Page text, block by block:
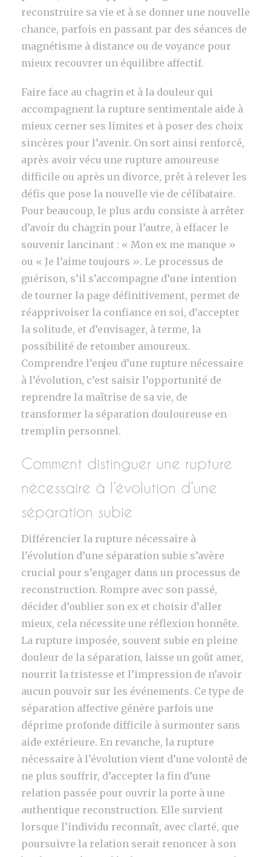
reconstruire sa vie et à se donner une nouvelle
chance, parfois en passant par des séances de
magnétisme à distance ou de voyance pour
mieux recouvrer un équilibre affectif.
Faire face au chagrin et à la douleur qui
accompagnent la rupture sentimentale aide à
mieux cerner ses limites et à poser des choix
sincères pour l’avenir. On sort ainsi renforcé,
après avoir vécu une rupture amoureuse
difficile ou après un divorce, prêt à relever les
défis que pose la nouvelle vie de célibataire.
Pour beaucoup, le plus ardu consiste à arrêter
d’avoir du chagrin pour l’autre, à effacer le
souvenir lancinant : « Mon ex me manque »
ou « Je l’aime toujours ». Le processus de
guérison, s’il s’accompagne d’une intention
de tourner la page définitivement, permet de
réapprivoiser la confiance en soi, d’accepter
la solitude, et d’envisager, à terme, la
possibilité de retomber amoureux.
Comprendre l’enjeu d’une rupture nécessaire
à l’évolution, c’est saisir l’opportunité de
reprendre la maîtrise de sa vie, de
transformer la séparation douloureuse en
tremplin personnel.
Comment distinguer une rupture
nécessaire à l’évolution d’une
séparation subie
Différencier la rupture nécessaire à
l’évolution d’une séparation subie s’avère
crucial pour s’engager dans un processus de
reconstruction. Rompre avec son passé,
décider d’oublier son ex et choisir d’aller
mieux, cela nécessite une réflexion honnête.
La rupture imposée, souvent subie en pleine
douleur de la séparation, laisse un goût amer,
nourrit la tristesse et l’impression de n’avoir
aucun pouvoir sur les événements. Ce type de
séparation affective génère parfois une
déprime profonde difficile à surmonter sans
aide extérieure. En revanche, la rupture
nécessaire à l’évolution vient d’une volonté de
ne plus souffrir, d’accepter la fin d’une
relation passée pour ouvrir la porte à une
authentique reconstruction. Elle survient
lorsque l’individu reconnaît, avec clarté, que
poursuivre la relation serait renoncer à son